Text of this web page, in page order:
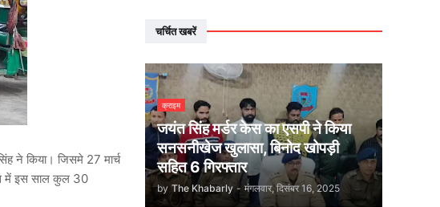
ने किया। जिसमे 27 मार्च
में इस साल कुल 30
चर्चित खबरें
क्राइम
जयंत सिंह मर्डर केस का एसपी ने किया
सनसनीखेज खुलासा, बिनोद खोपड़ी
सहित 6 गिरफ्तार
by The Khabarly - मंगलवार, दिसंबर 16, 2025